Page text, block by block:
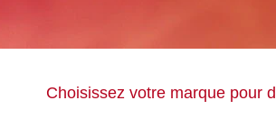
Choisissez votre marque pour